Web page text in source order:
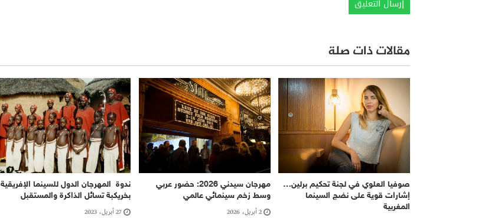
مقالات ذات صلة
صوفيا العلوي في لجنة تحكيم برلين…
إشارات قوية على نضج السينما
المغربية
مهرجان سيدني 2026: حضور عربي
وسط زخم سينمائي عالمي
2 أبريل، 2026
ندوة المهرجان الدول للسينما الإفريقية
بخريكبة تسائل الذاكرة والمستقبل
27 أبريل، 2023